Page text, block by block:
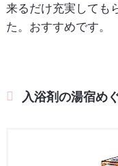
来るだけ充実しても
た。おすすめです。
入浴剤の湯宿め